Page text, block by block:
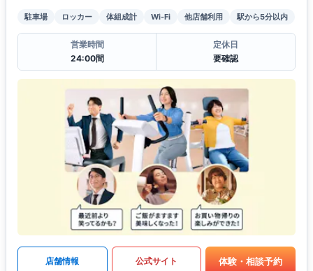
駐車場 ロッカー 体組成計 Wi-Fi 他店舗利用 駅から5分以内
営業時間
24:00間
定休日
要確認
店舗情報 公式サイト 体験・相談予約